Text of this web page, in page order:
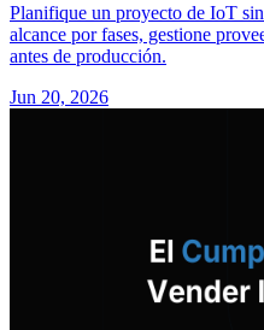
Planifique un proyecto de IoT
alcance por fases, gestione
antes de producción.
Jun 20, 2026